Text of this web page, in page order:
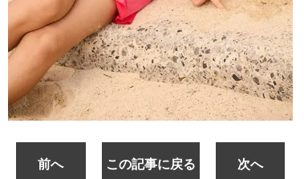
前へ この記事に戻る 次へ